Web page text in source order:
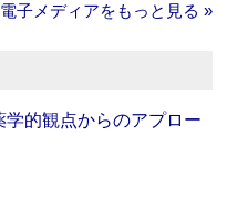
電子メディアをもっと見る »
的観点からのアプロー